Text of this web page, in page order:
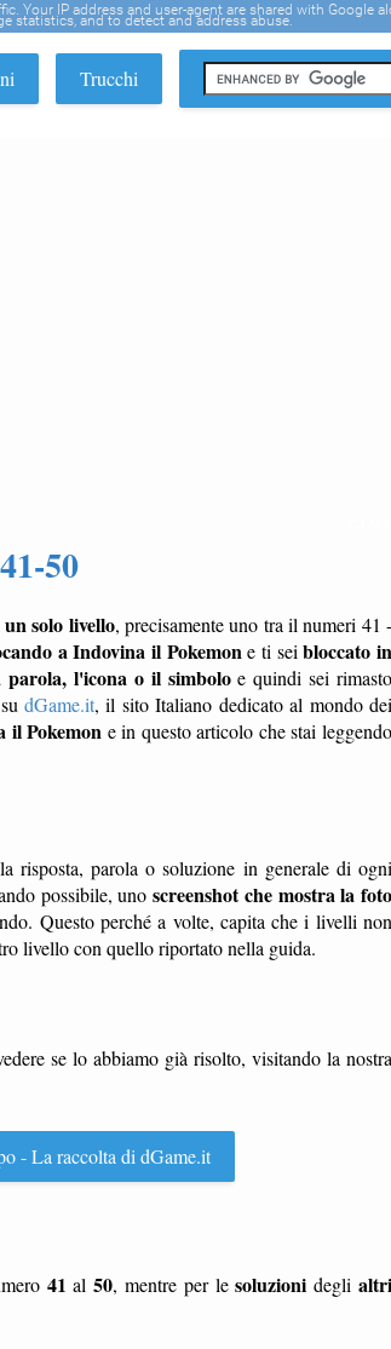
Trucchi
50
solo livello, precisamente uno tra il numeri 41 -
a Indovina il Pokemon e ti seibloccato in
parola, l'icona o il simboloe quindi sei rimasto
dGame.it, il sito Italiano dedicato al mondo dei
il Pokemon e in questo articolo che stai leggendo
risposta, parola o soluzione in generale di ogni
possibile, unoscreenshot che mostra la foto
Questo perché a volte, capita che i livelli non
livello con quello riportato nella guida.
se lo abbiamo già risolto, visitando la nostra
- La raccolta di dGame.it
41 al50, mentre per lesoluzioni deglialtri
Your IP address and user-agent are shared with Google
statistics, and to detect and address abuse.